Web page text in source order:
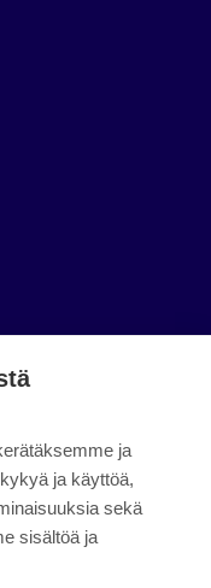
ja
ja käyttöä,
sekä
sisältöä ja